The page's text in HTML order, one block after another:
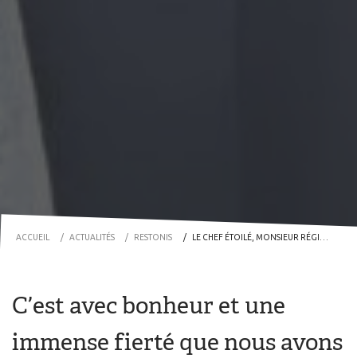
ACCUEIL ACTUALITÉS RESTONIS LE CHEF ÉTOILÉ, MONSIEUR RÉGIS MARCON, CUISINE AVEC NOS ÉQUIPES !
C’est avec bonheur et une
immense fierté que nous avons